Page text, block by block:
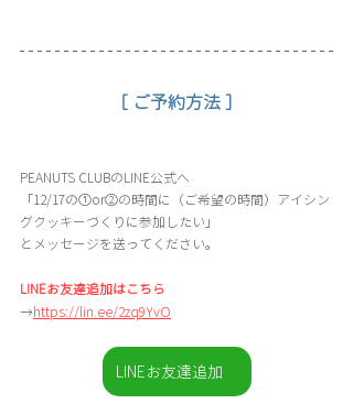
［ ご予約方法 ］
PEANUTS CLUBのLINE公式へ
「12/17の①or②の時間に（ご希望の時間）アイシン
グクッキーづくりに参加したい」
とメッセージを送ってください。
LINEお友達追加はこちら
→https://lin.ee/2zq9YvO
LINEお友達追加